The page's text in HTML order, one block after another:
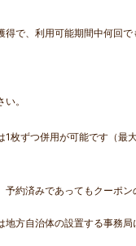
得で、利用可能期間中何回で
。
枚ずつ併用が可能です（最大
約済みであってもクーポ
方自治体の設置する事務局